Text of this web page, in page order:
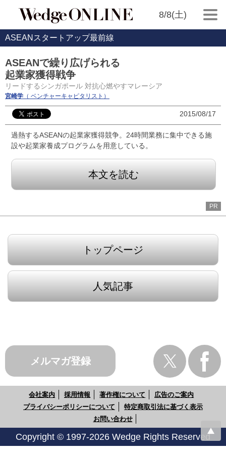
8/8(土)
ASEANスタートアップ最前線
ASEANで繰り広げられる
起業家獲得戦争
リードするシンガポール 対抗心燃やすマレーシア
宮崎学 （ ベンチャーキャピタリスト）
2015/08/17
過熱するASEANの起業家獲得競争。24時間業務に集中できる施
設や起業家養成プログラムを用意している。
本文を読む
PR
トップページ
人気記事
メルマガ登録
会社案内 採用情報 著作権について
広告のご案内
プライバシーポリシーについて
特定商取引法に基づく表示
お問い合わせ
Copyright © 1997-2026 Wedge Rights Reserved